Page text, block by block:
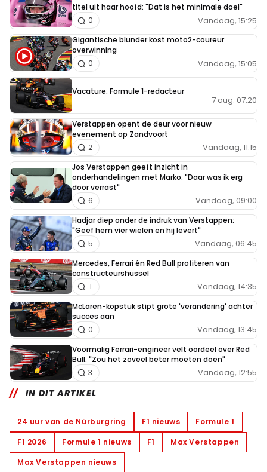
titel uit haar hoofd: "Dat is het minimale doel"
Vandaag, 15:25
0
Gigantische blunder kost moto2-coureur
overwinning
Vandaag, 15:05
0
Vacature: Formule 1-redacteur
7 aug. 07:20
Verstappen opent de deur voor nieuw
evenement op Zandvoort
Vandaag, 11:15
2
Jos Verstappen geeft inzicht in
onderhandelingen met Marko: "Daar was ik erg
door verrast"
Vandaag, 09:00
6
Hadjar diep onder de indruk van Verstappen:
"Geef hem vier wielen en hij levert"
Vandaag, 06:45
5
Mercedes, Ferrari én Red Bull profiteren van
constructeurshussel
Vandaag, 14:35
1
McLaren-kopstuk stipt grote 'verandering' achter
succes aan
Vandaag, 13:45
0
Voormalig Ferrari-engineer velt oordeel over Red
Bull: "Zou het zoveel beter moeten doen"
Vandaag, 12:55
3
IN DIT ARTIKEL
24 uur van de Nürburgring F1 nieuws
Formule 1
F1 2026
Formule 1 nieuws F1
Max Verstappen
Max Verstappen nieuws